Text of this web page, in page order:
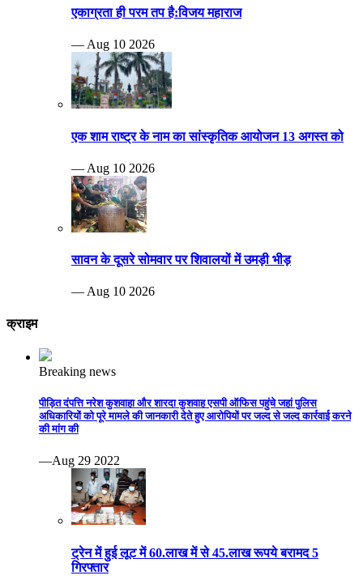
एकाग्रता ही परम तप है:विजय महाराज
— Aug 10 2026
एक शाम राष्ट्र के नाम का सांस्कृतिक आयोजन 13 अगस्त को
— Aug 10 2026
सावन के दूसरे सोमवार पर शिवालयों में उमड़ी भीड़
— Aug 10 2026
क्राइम
Breaking news
पीड़ित दंपत्ति नरेश कुशवाहा और शारदा कुशवाह एसपी ऑफिस पहुंचे जहां पुलिस
अधिकारियों को पूरे मामले की जानकारी देते हुए आरोपियों पर जल्द से जल्द कार्रवाई करने
की मांग की
—Aug 29 2022
ट्रेन में हुई लूट में 60.लाख में से 45.लाख रूपये बरामद 5
गिरफ्तार